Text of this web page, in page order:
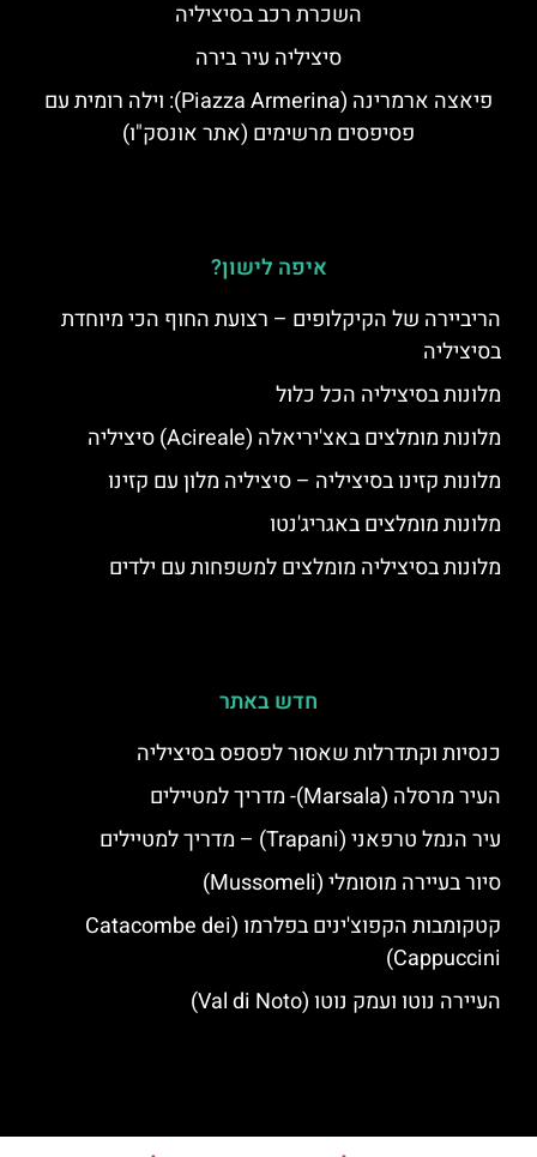
השכרת רכב בסיציליה
סיציליה עיר בירה
פיאצה ארמרינה (Piazza Armerina): וילה רומית עם
פסיפסים מרשימים (אתר אונסק"ו)
איפה לישון?
הריביירה של הקיקלופים – רצועת החוף הכי מיוחדת
בסיציליה
מלונות בסיציליה הכל כלול
מלונות מומלצים באצ'יריאלה (Acireale) סיציליה
מלונות קזינו בסיציליה – סיציליה מלון עם קזינו
מלונות מומלצים באגריג'נטו
מלונות בסיציליה מומלצים למשפחות עם ילדים
חדש באתר
כנסיות וקתדרלות שאסור לפספס בסיציליה
העיר מרסלה (Marsala)- מדריך למטיילים
עיר הנמל טרפאני (Trapani) – מדריך למטיילים
סיור בעיירה מוסומלי (Mussomeli)
קטקומבות הקפוצ'ינים בפלרמו (Catacombe dei
Cappuccini)
העיירה נוטו ועמק נוטו (Val di Noto)